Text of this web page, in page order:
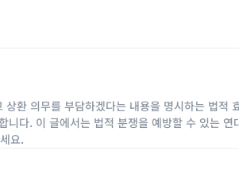
환 의무를 부담하겠다는 내용을 명시하는 법
다. 이 글에서는 법적 분쟁을 예방할 수 있는
요.